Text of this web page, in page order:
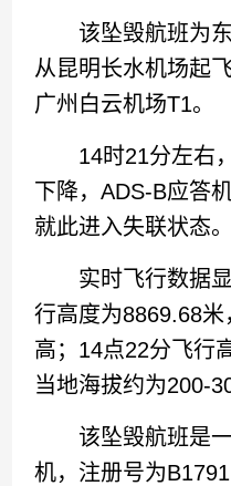
该坠毁航班为东
从昆明长水机场起
广州白云机场T1。
14时21分左右，
下降，ADS-B应答
就此进入失联状态。
实时飞行数据显
行高度为8869.68
高；14点22分飞行
当地海拔约为200-
该坠毁航班是一
机，注册号为